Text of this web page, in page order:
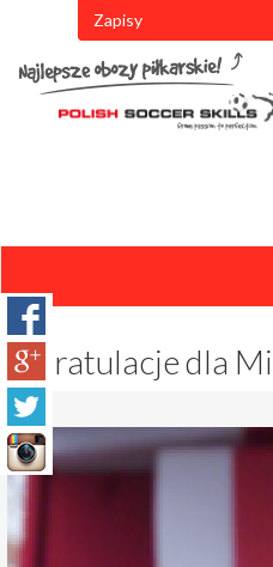
Zapisy
Gratulacje dla